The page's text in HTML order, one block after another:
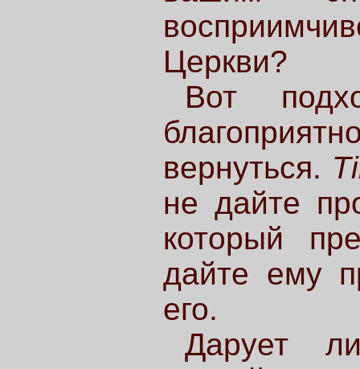
Церкви?
Вот
вернуться.
не дайте
который
дайте ему
его.
Дарует